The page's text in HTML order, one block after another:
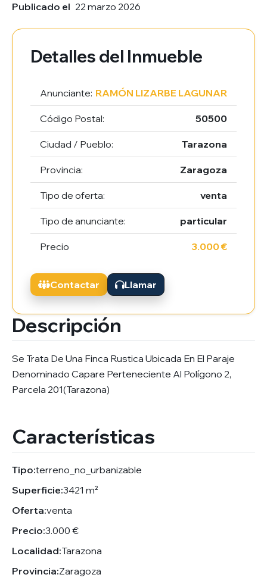
Publicado el 22 marzo 2026
Descripción
Se Trata De Una Finca Rustica Ubicada En El Paraje
Denominado Capare Perteneciente Al Polígono 2,
Parcela 201(Tarazona)
Características
Tipo:terreno_no_urbanizable
Superficie:3421 m²
Oferta:venta
Precio:3.000 €
Localidad:Tarazona
Provincia:Zaragoza
Detalles del Inmueble
Anunciante: RAMÓN LIZARBE LAGUNAR
Código Postal: 50500
Ciudad / Pueblo: Tarazona
Provincia: Zaragoza
Tipo de oferta: venta
Tipo de anunciante: particular
Precio 3.000 €
Contactar Llamar